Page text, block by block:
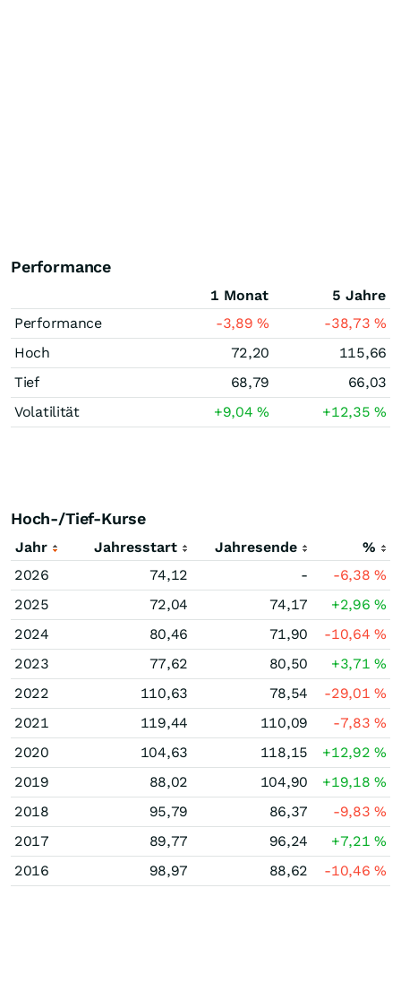
Performance
1 Monat
5 Jahre
Performance
-3,89% -38,73%
Hoch
72,20
115,66
Tief
68,79
66,03
Volatilität
+9,04% +12,35%
Hoch-/Tief-Kurse
Jahr Jahresstart Jahresende
%
2026
74,12 - -6,38%
2025
72,04 74,17 +2,96%
2024
80,46 71,90 -10,64%
2023
77,62 80,50 +3,71%
2022
110,63 78,54 -29,01%
2021
119,44 110,09 -7,83%
2020
104,63 118,15 +12,92%
2019
88,02 104,90 +19,18%
2018
95,79 86,37 -9,83%
2017
89,77 96,24 +7,21%
2016
98,97 88,62 -10,46%